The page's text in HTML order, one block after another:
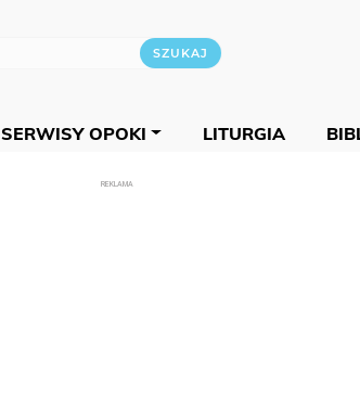
SERWISY OPOKI LITURGIA
REKLAMA